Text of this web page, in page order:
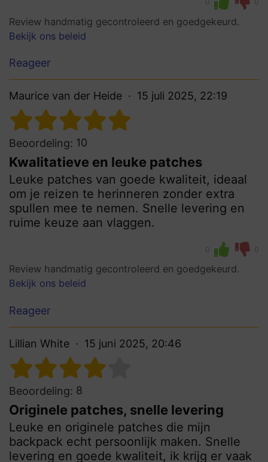
Review handmatig gecontroleerd en goedgekeurd.
Bekijk ons beleid
Reageer
Maurice van der Heide 15 juli 2025, 22:19
Beoordeling: 10
Kwalitatieve en leuke patches
Leuke patches van goede kwaliteit, ideaal
om je reizen te herinneren zonder extra
spullen mee te nemen. Snelle levering en
ruime keuze aan vlaggen.
0 0
Review handmatig gecontroleerd en goedgekeurd.
Bekijk ons beleid
Reageer
Lillian White 15 juni 2025, 20:46
Beoordeling: 8
Originele patches, snelle levering
Leuke en originele patches die mijn
backpack echt persoonlijk maken. Snelle
levering en goede kwaliteit, ik krijg er vaak